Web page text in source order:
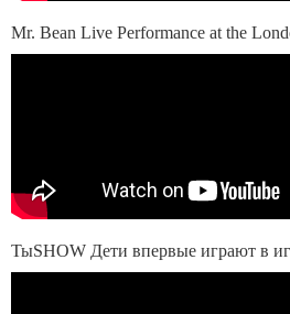
Mr. Bean Live Performance at the
ТыSHOW Дети впервые играют в